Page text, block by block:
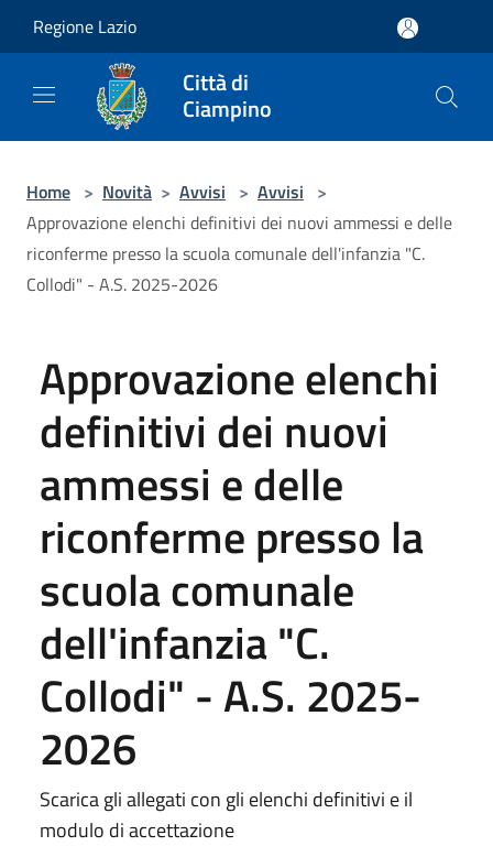
Regione Lazio
Città di
Ciampino
Home > Novità > Avvisi > Avvisi >
Approvazione elenchi definitivi dei nuovi ammessi e delle
riconferme presso la scuola comunale dell'infanzia "C.
Collodi" - A.S. 2025-2026
Approvazione elenchi
definitivi dei nuovi
ammessi e delle
riconferme presso la
scuola comunale
dell'infanzia "C.
Collodi" - A.S. 2025-
2026
Scarica gli allegati con gli elenchi definitivi e il
modulo di accettazione